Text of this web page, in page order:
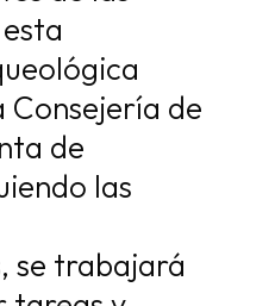
Consejería de
de
las
se trabajará